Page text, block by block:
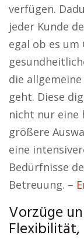
verfügen.
jeder Kunde
egal ob es um
die
geht. Diese
nicht nur eine
größere
eine
Bedürfnisse
Betreuung. –
Vorzüge